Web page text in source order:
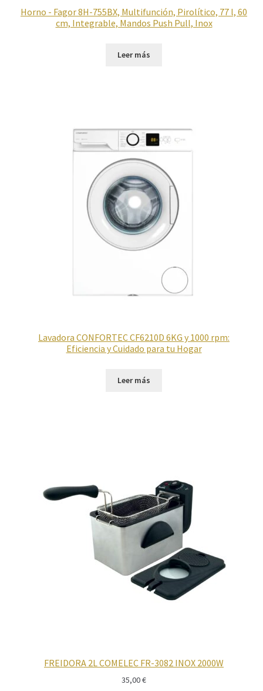
Horno - Fagor 8H-755BX, Multifunción, Pirolítico, 77 l, 60
cm, Integrable, Mandos Push Pull, Inox
Leer más
Lavadora CONFORTEC CF6210D 6KG y 1000 rpm:
Eficiencia y Cuidado para tu Hogar
Leer más
FREIDORA 2L COMELEC FR-3082 INOX 2000W
35,00€